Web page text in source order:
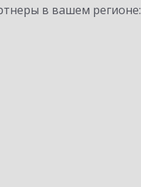
в вашем регионе: